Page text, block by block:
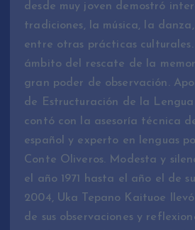
desde muy joven demostró
tradiciones, la música, la
entre otras prácticas culturales.
ámbito del rescate de la
gran poder de observación.
de Estructuración de la Lengua
contó con la asesoría técnica
español y experto en lenguas
Conte Oliveros. Modesta y
el año 1971 hasta el año el de
2004, Uka Tepano Kaituoe
de sus observaciones y